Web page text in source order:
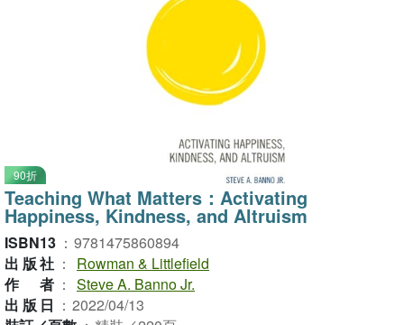
90折
Teaching What Matters：Activating
Happiness, Kindness, and Altruism
ISBN13 ： 9781475860894
出版社 ：
Rowman & Littlefield
作者 ： Steve A. Banno Jr.
出版日 ： 2022/04/13